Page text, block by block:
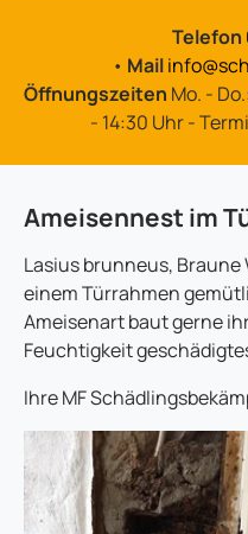
Telefon
• Mail
Öffnungszeiten Mo. -
- 14:30 Uhr -
Ameisennest im
Lasius brunneus,
einem Türrahmen
Ameisenart baut gerne
Feuchtigkeit
Ihre MF